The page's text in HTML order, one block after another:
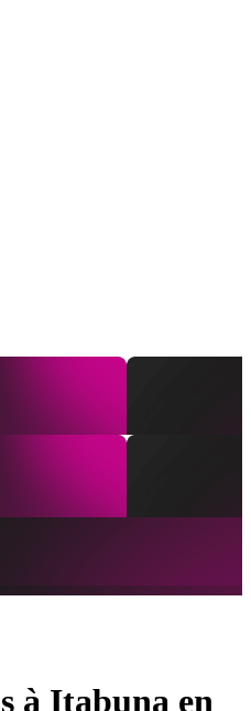
à Itabuna en